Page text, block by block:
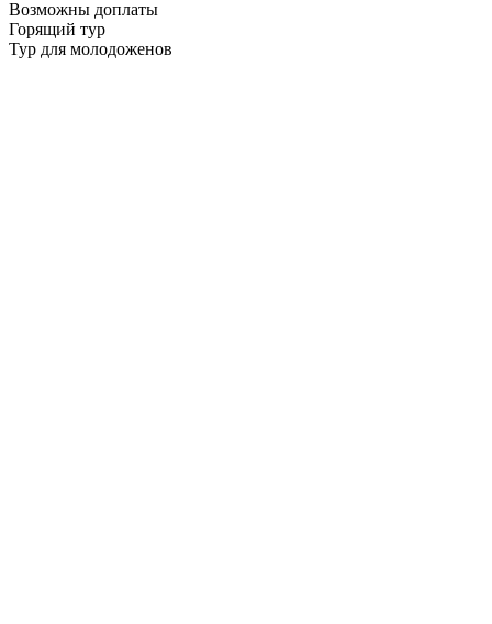
Возможны доплаты
Горящий тур
Тур для молодоженов